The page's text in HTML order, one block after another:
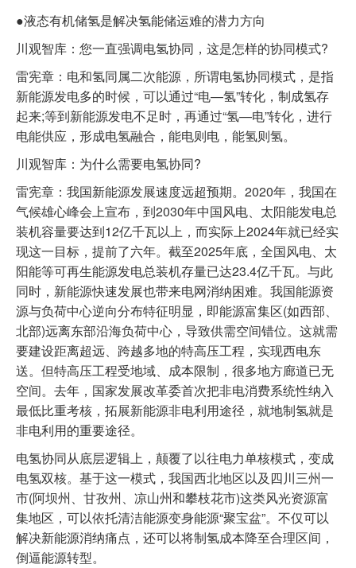
●液态有机储氢是解决氢能储运难的潜力方向
川观智库：您一直强调电氢协同，这是怎样的协同模式?
雷宪章：电和氢同属二次能源，所谓电氢协同模式，是指
新能源发电多的时候，可以通过“电—氢”转化，制成氢存
起来;等到新能源发电不足时，再通过“氢—电”转化，进行
电能供应，形成电氢融合，能电则电，能氢则氢。
川观智库：为什么需要电氢协同?
雷宪章：我国新能源发展速度远超预期。2020年，我国在
气候雄心峰会上宣布，到2030年中国风电、太阳能发电总
装机容量要达到12亿千瓦以上，而实际上2024年就已经实
现这一目标，提前了六年。截至2025年底，全国风电、太
阳能等可再生能源发电总装机存量已达23.4亿千瓦。与此
同时，新能源快速发展也带来电网消纳困难。我国能源资
源与负荷中心逆向分布特征明显，即能源富集区(如西部、
北部)远离东部沿海负荷中心，导致供需空间错位。这就需
要建设距离超远、跨越多地的特高压工程，实现西电东
送。但特高压工程受地域、成本限制，很多地方廊道已无
空间。去年，国家发展改革委首次把非电消费系统性纳入
最低比重考核，拓展新能源非电利用途径，就地制氢就是
非电利用的重要途径。
电氢协同从底层逻辑上，颠覆了以往电力单核模式，变成
电氢双核。基于这一模式，我国西北地区以及四川三州一
市(阿坝州、甘孜州、凉山州和攀枝花市)这类风光资源富
集地区，可以依托清洁能源变身能源“聚宝盆”。不仅可以
解决新能源消纳痛点，还可以将制氢成本降至合理区间，
倒逼能源转型。